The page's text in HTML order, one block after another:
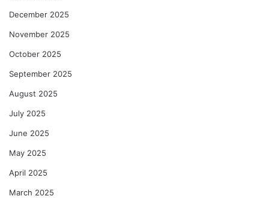
December 2025
November 2025
October 2025
September 2025
August 2025
July 2025
June 2025
May 2025
April 2025
March 2025